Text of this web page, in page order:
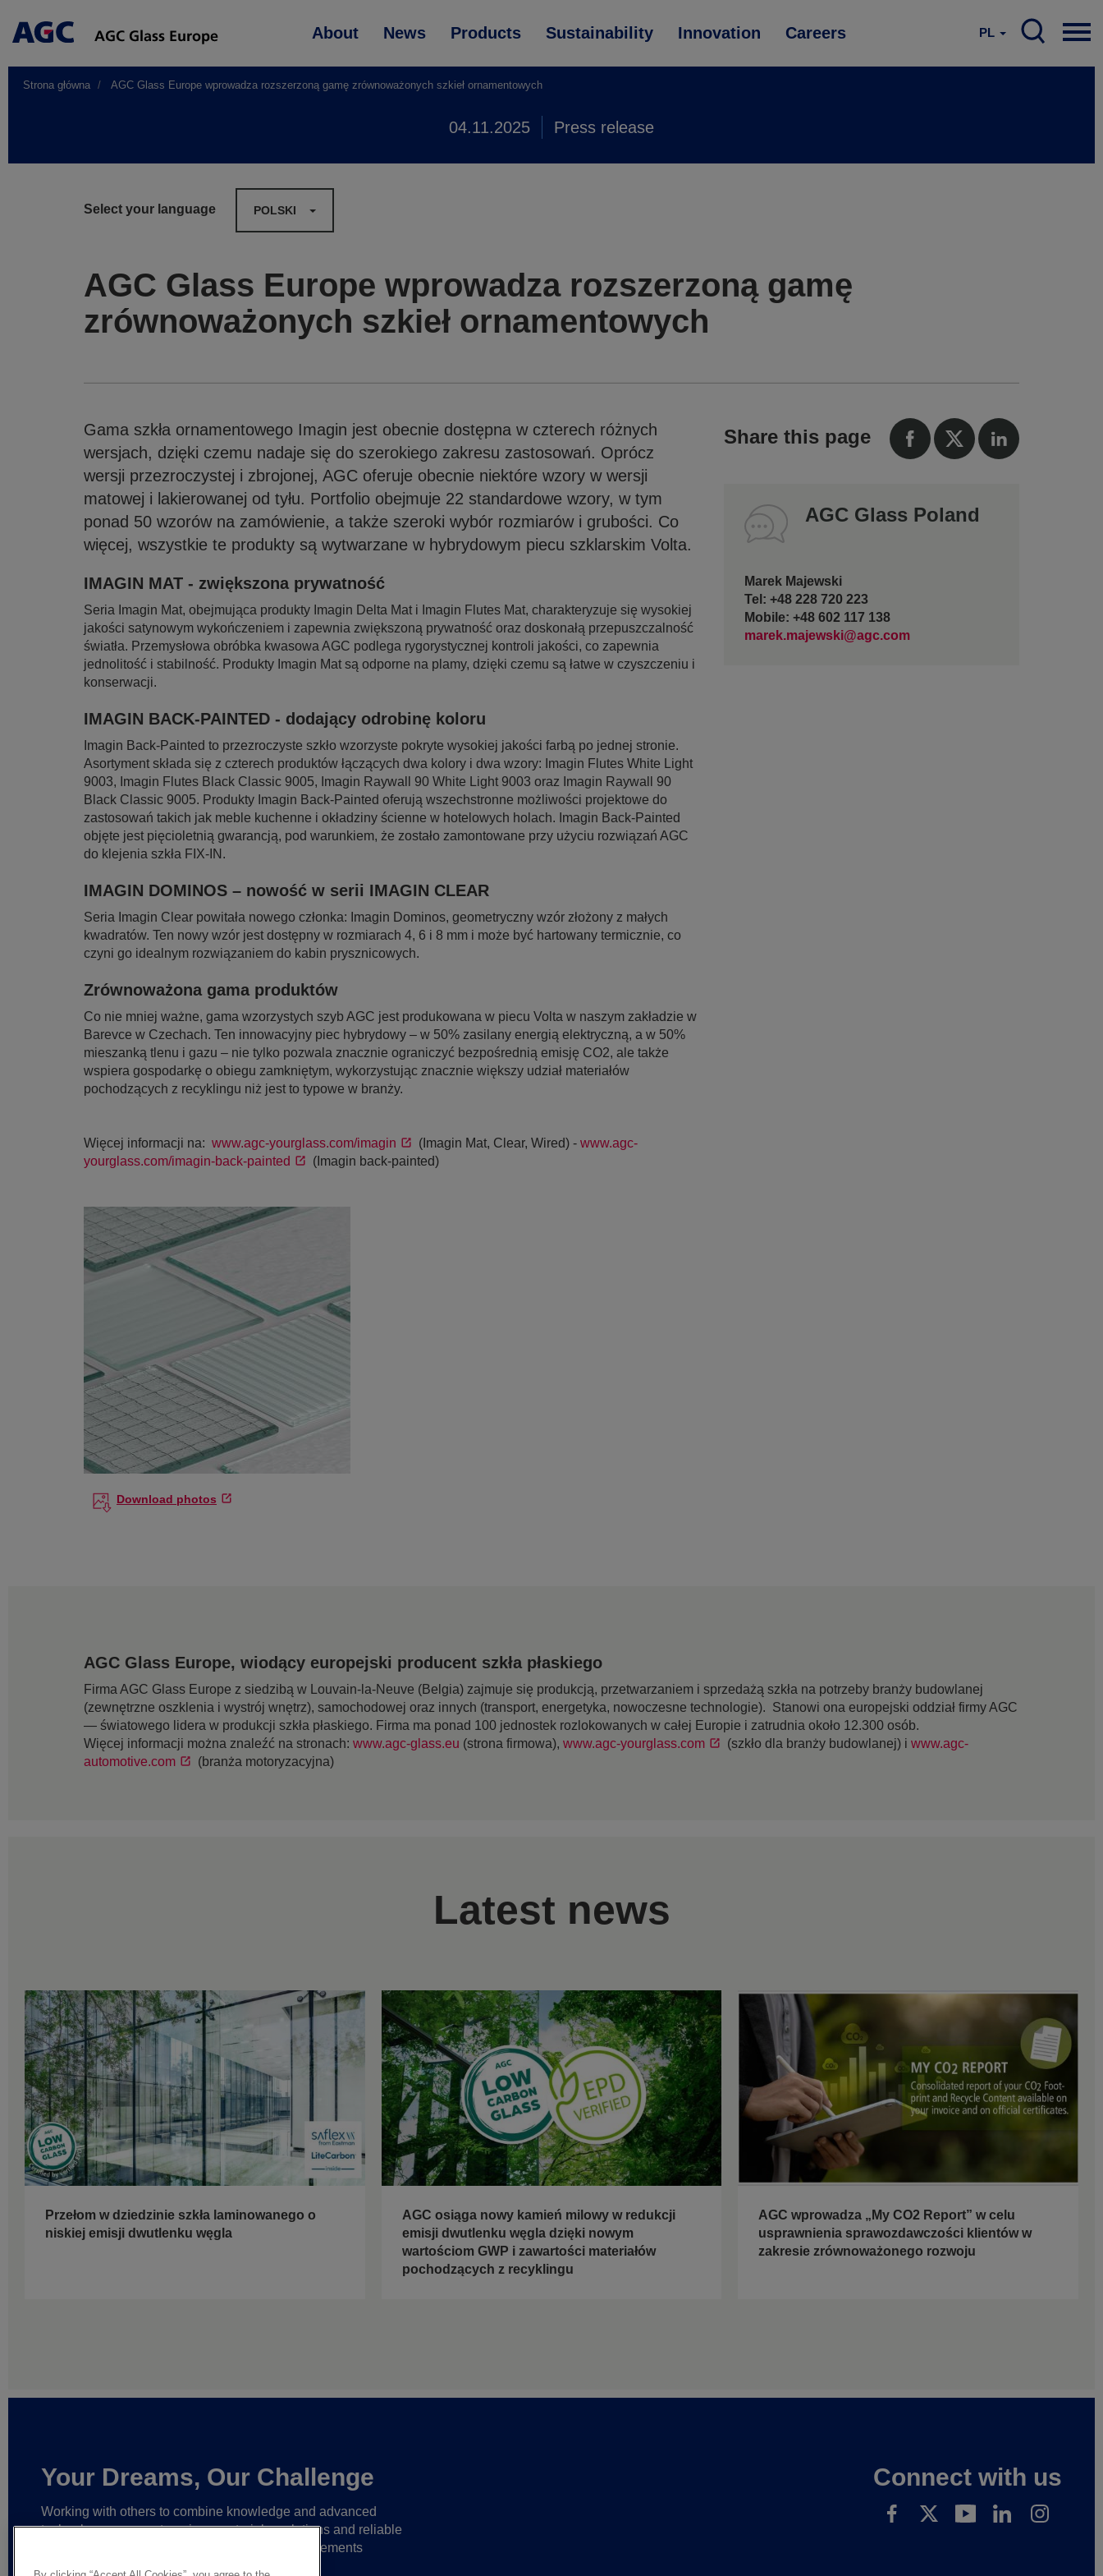
Main
About News Products Sustainability Innovation Careers PL
Strona główna AGC Glass Europe wprowadza rozszerzoną gamę zrównoważonych szkieł ornamentowych
04.11.2025 Press release
Select your language POLSKI
AGC Glass Europe wprowadza rozszerzoną gamę
zrównoważonych szkieł ornamentowych
Gama szkła ornamentowego Imagin jest obecnie dostępna w czterech różnych
wersjach, dzięki czemu nadaje się do szerokiego zakresu zastosowań. Oprócz
wersji przezroczystej i zbrojonej, AGC oferuje obecnie niektóre wzory w wersji
matowej i lakierowanej od tyłu. Portfolio obejmuje 22 standardowe wzory, w tym
ponad 50 wzorów na zamówienie, a także szeroki wybór rozmiarów i grubości. Co
więcej, wszystkie te produkty są wytwarzane w hybrydowym piecu szklarskim Volta.
IMAGIN MAT - zwiększona prywatność
Seria Imagin Mat, obejmująca produkty Imagin Delta Mat i Imagin Flutes Mat, charakteryzuje się wysokiej
jakości satynowym wykończeniem i zapewnia zwiększoną prywatność oraz doskonałą przepuszczalność
światła. Przemysłowa obróbka kwasowa AGC podlega rygorystycznej kontroli jakości, co zapewnia
jednolitość i stabilność. Produkty Imagin Mat są odporne na plamy, dzięki czemu są łatwe w czyszczeniu i
konserwacji.
IMAGIN BACK-PAINTED - dodający odrobinę koloru
Imagin Back-Painted to przezroczyste szkło wzorzyste pokryte wysokiej jakości farbą po jednej stronie.
Asortyment składa się z czterech produktów łączących dwa kolory i dwa wzory: Imagin Flutes White Light
9003, Imagin Flutes Black Classic 9005, Imagin Raywall 90 White Light 9003 oraz Imagin Raywall 90
Black Classic 9005. Produkty Imagin Back-Painted oferują wszechstronne możliwości projektowe do
zastosowań takich jak meble kuchenne i okładziny ścienne w hotelowych holach. Imagin Back-Painted
objęte jest pięcioletnią gwarancją, pod warunkiem, że zostało zamontowane przy użyciu rozwiązań AGC
do klejenia szkła FIX-IN.
IMAGIN DOMINOS – nowość w serii IMAGIN CLEAR
Seria Imagin Clear powitała nowego członka: Imagin Dominos, geometryczny wzór złożony z małych
kwadratów. Ten nowy wzór jest dostępny w rozmiarach 4, 6 i 8 mm i może być hartowany termicznie, co
czyni go idealnym rozwiązaniem do kabin prysznicowych.
Zrównoważona gama produktów
Co nie mniej ważne, gama wzorzystych szyb AGC jest produkowana w piecu Volta w naszym zakładzie w
Barevce w Czechach. Ten innowacyjny piec hybrydowy – w 50% zasilany energią elektryczną, a w 50%
mieszanką tlenu i gazu – nie tylko pozwala znacznie ograniczyć bezpośrednią emisję CO2, ale także
wspiera gospodarkę o obiegu zamkniętym, wykorzystując znacznie większy udział materiałów
pochodzących z recyklingu niż jest to typowe w branży.
Więcej informacji na: www.agc-yourglass.com/imagin (Imagin Mat, Clear, Wired) - www.agc-
yourglass.com/imagin-back-painted
(Imagin back-painted)
Download photos
Share this page
AGC Glass Poland
Marek Majewski
Tel: +48 228 720 223
Mobile: +48 602 117 138
marek.majewski@agc.com
AGC Glass Europe, wiodący europejski producent szkła płaskiego
Firma AGC Glass Europe z siedzibą w Louvain-la-Neuve (Belgia) zajmuje się produkcją, przetwarzaniem i sprzedażą szkła na potrzeby branży budowlanej
(zewnętrzne oszklenia i wystrój wnętrz), samochodowej oraz innych (transport, energetyka, nowoczesne technologie). Stanowi ona europejski oddział firmy AGC
— światowego lidera w produkcji szkła płaskiego. Firma ma ponad 100 jednostek rozlokowanych w całej Europie i zatrudnia około 12.300 osób.
Więcej informacji można znaleźć na stronach: www.agc-glass.eu (strona firmowa), www.agc-yourglass.com (szkło dla branży budowlanej) i www.agc-
automotive.com
(branża motoryzacyjna)
Latest news
Przełom w dziedzinie szkła laminowanego o
niskiej emisji dwutlenku węgla
AGC osiąga nowy kamień milowy w redukcji
emisji dwutlenku węgla dzięki nowym
wartościom GWP i zawartości materiałów
pochodzących z recyklingu
AGC wprowadza „My CO2 Report” w celu
usprawnienia sprawozdawczości klientów w
zakresie zrównoważonego rozwoju
Your Dreams, Our Challenge
Working with others to combine knowledge and advanced
technology,we create unique materials, solutions and reliable
that help make ever greater achievements
Connect with us